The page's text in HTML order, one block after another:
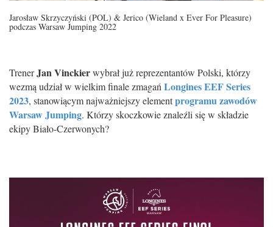
Jarosław Skrzyczyński (POL) & Jerico (Wieland x Ever For Pleasure)
podczas Warsaw Jumping 2022
TrenerJan Vinckierwybrał już reprezentantów Polski, którzy
wezmą udział w wielkim finale zmagań Longines EEF Series
2023, stanowiącym najważniejszy elementprogramu zawodów
Warsaw Jumping. Którzy skoczkowie znaleźli się w składzie
ekipy Biało-Czerwonych?